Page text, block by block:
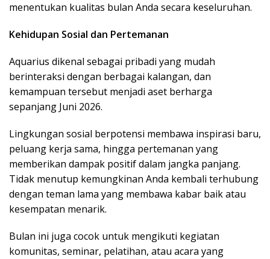
menentukan kualitas bulan Anda secara keseluruhan.
Kehidupan Sosial dan Pertemanan
Aquarius dikenal sebagai pribadi yang mudah
berinteraksi dengan berbagai kalangan, dan
kemampuan tersebut menjadi aset berharga
sepanjang Juni 2026.
Lingkungan sosial berpotensi membawa inspirasi baru,
peluang kerja sama, hingga pertemanan yang
memberikan dampak positif dalam jangka panjang.
Tidak menutup kemungkinan Anda kembali terhubung
dengan teman lama yang membawa kabar baik atau
kesempatan menarik.
Bulan ini juga cocok untuk mengikuti kegiatan
komunitas, seminar, pelatihan, atau acara yang